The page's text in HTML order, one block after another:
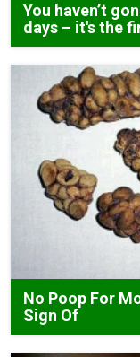
You haven’t
days – it's the
No Poop For
Sign Of